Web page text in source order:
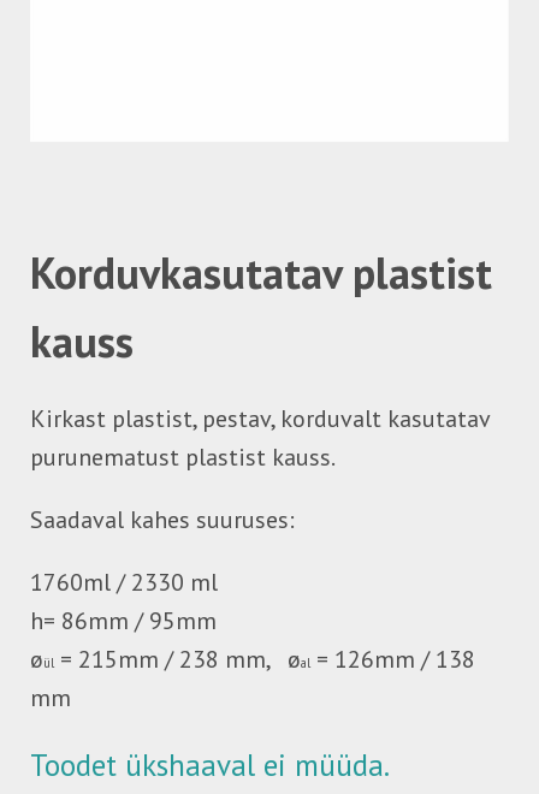
Korduvkasutatav plastist
kauss
Kirkast plastist, pestav, korduvalt kasutatav
purunematust plastist kauss.
Saadaval kahes suuruses:
1760ml / 2330 ml
h= 86mm / 95mm
øül= 215mm / 238 mm, øal= 126mm / 138
mm
Toodet ükshaaval ei müüda.